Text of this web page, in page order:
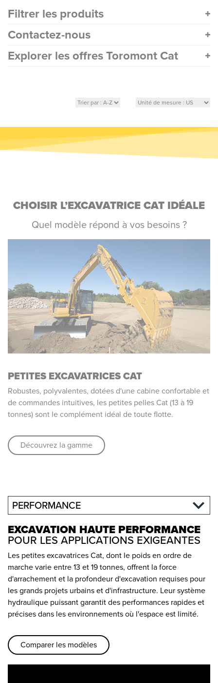
Filtrer les produits
Contactez-nous
Explorer les offres Toromont Cat
CHOISIR L’EXCAVATRICE CAT IDÉALE
Quel modèle répond à vos besoins ?
PETITES EXCAVATRICES CAT
Robustes, polyvalentes, dotées d'une cabine confortable et
de commandes intuitives, les petites pelles Cat (13 à 19
tonnes) sont le complément idéal de toute flotte.
Découvrez la gamme
PERFORMANCE
EXCAVATION HAUTE PERFORMANCE
POUR LES APPLICATIONS EXIGEANTES
Les petites excavatrices Cat, dont le poids en ordre de
marche varie entre 13 et 19 tonnes, offrent la force
d'arrachement et la profondeur d'excavation requises pour
les grands projets urbains et d'infrastructure. Leur système
hydraulique puissant garantit des performances rapides et
précises dans les environnements où l'espace est limité.
Comparer les modèles